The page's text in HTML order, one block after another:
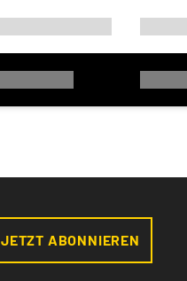
JETZT ABONNIEREN